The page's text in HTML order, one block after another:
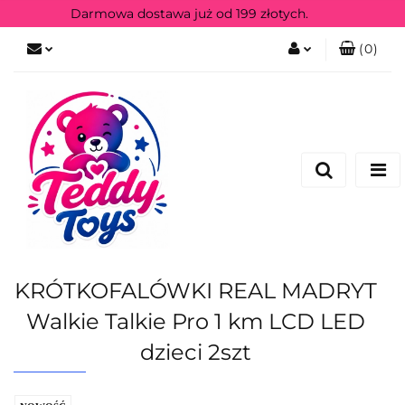
Darmowa dostawa już od 199 złotych.
(0)
KRÓTKOFALÓWKI REAL MADRYT
Walkie Talkie Pro 1 km LCD LED
dzieci 2szt